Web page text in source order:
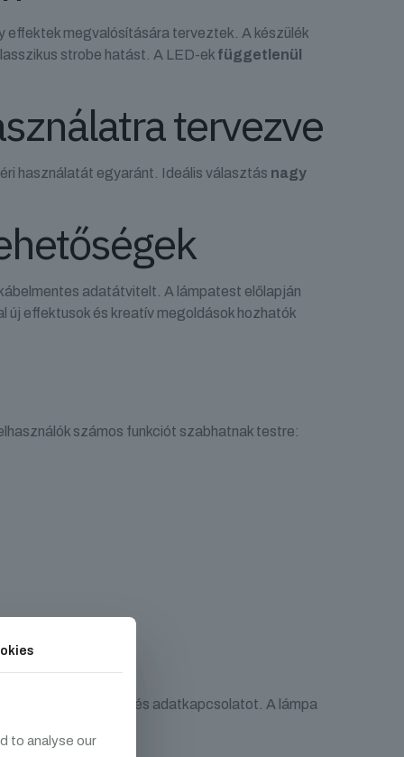
effektek megvalósítására terveztek. A készülék
strobe hatást. A LED-ek függetlenül
tervezve
használatát egyaránt. Ideális választás nagy
adatátvitelt. A lámpatest előlapján
új effektusok és kreatív megoldások hozhatók
számos funkciót szabhatnak testre:
a láncolt energia- és adatkapcsolatot. A lámpa
to analyse our